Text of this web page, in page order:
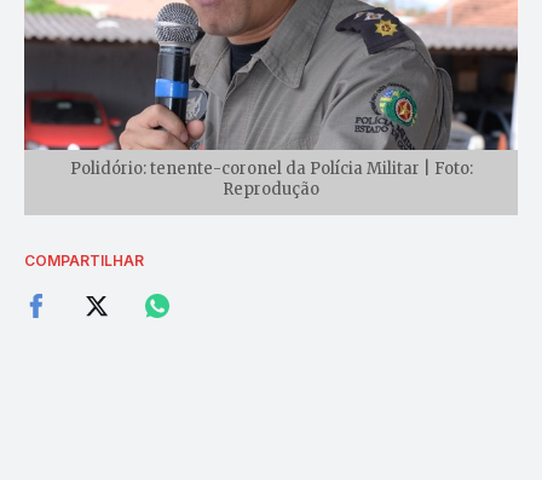
Polidório: tenente-coronel da Polícia Militar | Foto:
Reprodução
COMPARTILHAR